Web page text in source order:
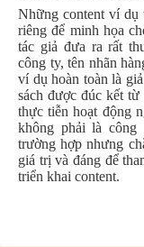
Những content ví dụ
riêng để minh họa
tác giả đưa ra rất
công ty, tên nhãn
ví dụ hoàn toàn là
sách được đúc kết
thực tiễn hoạt động
không phải là công
trường hợp nhưng
giá trị và đáng để
triển khai content.